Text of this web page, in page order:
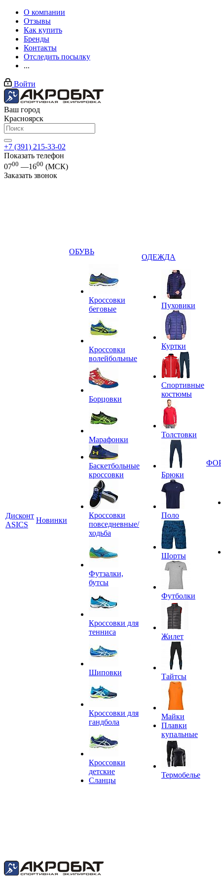
О компании
Отзывы
Как купить
Бренды
Контакты
Отследить посылку
...
Войти
Ваш город
Красноярск
+7 (391) 215-33-02
Показать телефон
0700 —1600 (МСК)
Заказать звонок
Дисконт
ASICS
Новинки
ОБУВЬ
Кроссовки
беговые
Кроссовки
волейбольные
Борцовки
Марафонки
Баскетбольные
кроссовки
Кроссовки
повседневные/
ходьба
Футзалки,
бутсы
Кроссовки для
тенниса
Шиповки
Кроссовки для
гандбола
Кроссовки
детские
Сланцы
ОДЕЖДА
Пуховики
Куртки
Спортивные
костюмы
Толстовки
Брюки
Поло
Шорты
Футболки
Жилет
Тайтсы
Майки
Плавки
купальные
Термобелье